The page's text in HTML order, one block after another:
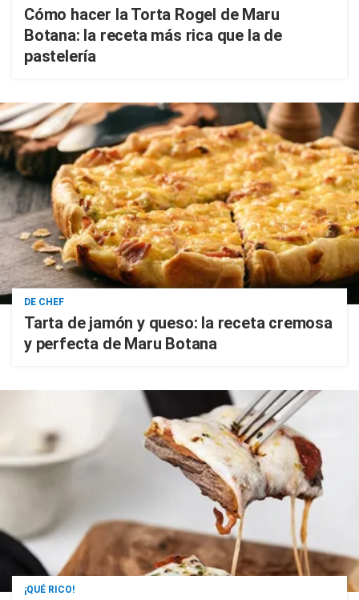
Cómo hacer la Torta Rogel de Maru
Botana: la receta más rica que la de
pastelería
DE CHEF
Tarta de jamón y queso: la receta cremosa
y perfecta de Maru Botana
¡QUÉ RICO!